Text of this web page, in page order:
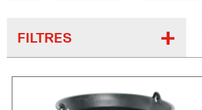
FILTRES